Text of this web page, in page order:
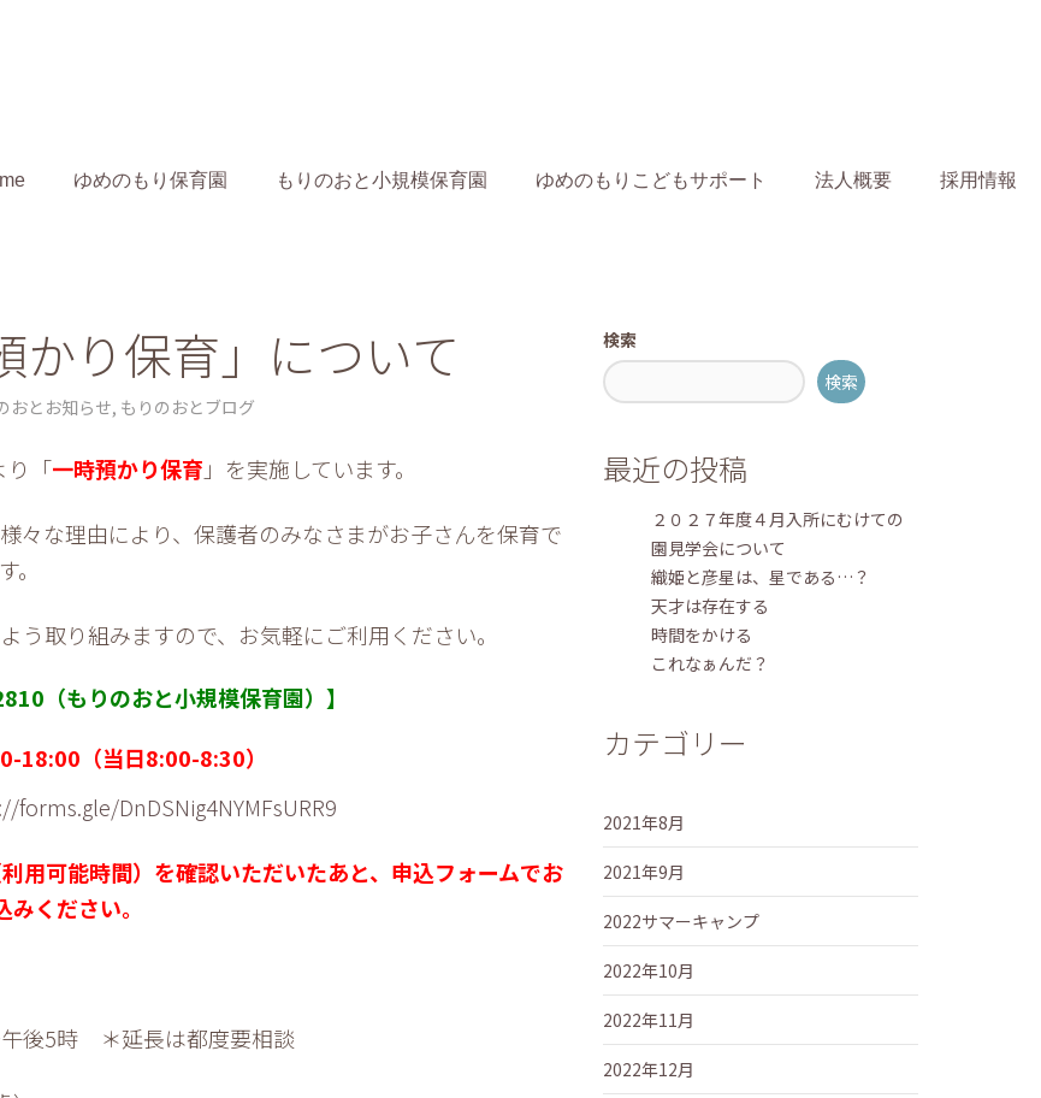
ゆめのもり保育園 もりのおと小規模保育園 ゆめのもりこどもサポート 法人概要 採用情報
かり保育」について
おとお知らせ, もりのおとブログ
り「一時預かり保育 」を実施しています。
々な理由により、保護者のみなさまがお子さんを保育で
取り組みますので、お気軽にご利用ください。
（もりのおと小規模保育園）】
18:00（当日8:00-8:30）
forms.gle/DnDSNig4NYMFsURR9
用可能時間）を確認いただいたあと、申込フォームでお
みください。
後5時 ＊延長は都度要相談
検索
検索
最近の投稿
２０２７年度４月入所にむけての
園見学会について
織姫と彦星は、星である…？
天才は存在する
時間をかける
これなぁんだ？
カテゴリー
2021年8月
2021年9月
2022サマーキャンプ
2022年10月
2022年11月
2022年12月